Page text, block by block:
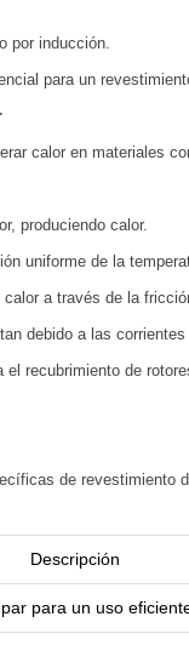
por inducción.
para un
calor en materiales
produciendo calor.
uniforme de la
a través de la
debido a las
recubrimiento de
de revestimiento
Descripción
para un uso